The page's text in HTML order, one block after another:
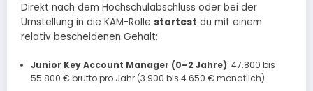
Direkt nach dem Hochschulabschluss oder bei der
Umstellung in die KAM-Rolle startest du mit einem
relativ bescheidenen Gehalt:
Junior Key Account Manager (0–2 Jahre): 47.800 bis
55.800 € brutto pro Jahr (3.900 bis 4.650 € monatlich)​